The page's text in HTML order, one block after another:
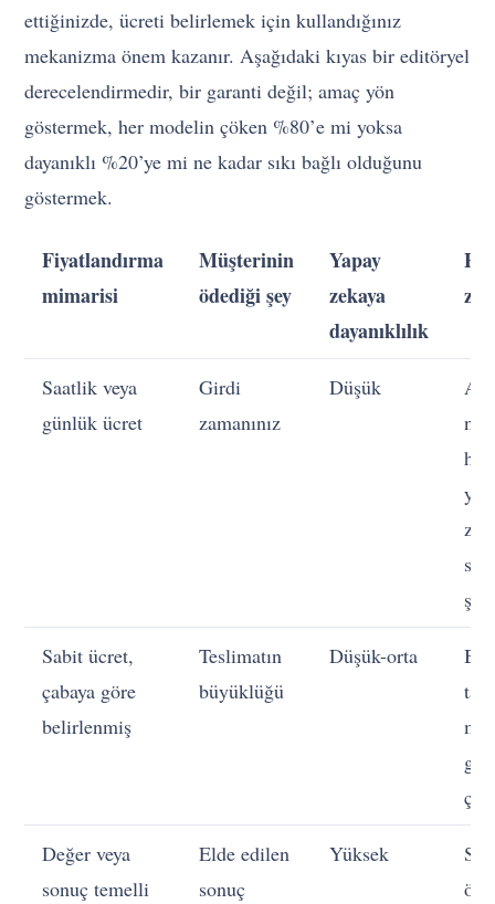
ettiğinizde, ücreti belirlemek için kullandığınız
mekanizma önem kazanır. Aşağıdaki kıyas bir editöryel
derecelendirmedir, bir garanti değil; amaç yön
göstermek, her modelin çöken %80’e mi yoksa
dayanıklı %20’ye mi ne kadar sıkı bağlı olduğunu
göstermek.
Fiyatlandırma
mimarisi
Müşterinin
ödediği şey
Yapay
zekaya
dayanıklılık
En
Saatlik veya
günlük ücret
Girdi
zamanınız
Düşük
şey
Sabit ücret,
çabaya göre
belirlenmiş
Teslimatın
büyüklüğü
Düşük-orta
Değer veya
sonuç temelli
Elde edilen
sonuç
Yüksek